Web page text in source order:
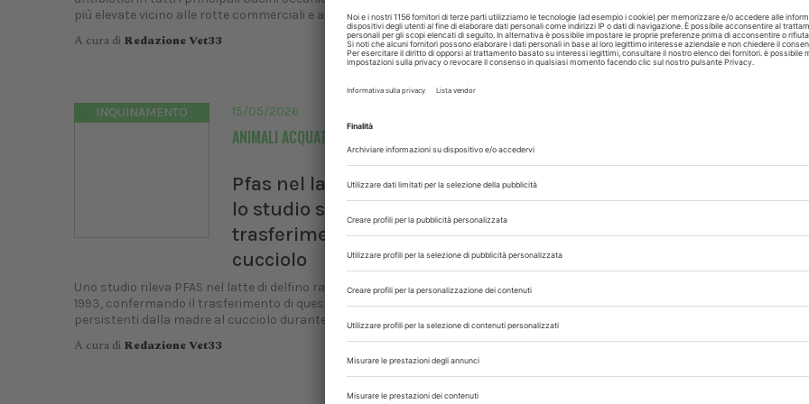
più elevate vicino alle rotte commerciali e alle coste...
A cura di Redazione Vet33
Friuli-Venezia Giulia e nell’area transfrontaliera italo-
A cura diRedazione Vet33
INQUINAMENTO 15/05/2026
ANIMALI ACQUATICI
Pfas nel latte di delfino,
lo studio sul
trasferimento madre-
cucciolo
Uno studio rileva PFAS nel latte di delfino raccolto tra il 1991 e il
1993, confermando il trasferimento di questi contaminanti
persistenti dalla madre al cucciolo durante l'allattamento
A cura di Redazione Vet33
Erasmus+ per la
medicina degli
laurea magistrale interdisciplinare in “Aquatic Animals
and Ecosystem Health” in Egitto e Nigeria, colmando il
XXI Congresso Nazionale